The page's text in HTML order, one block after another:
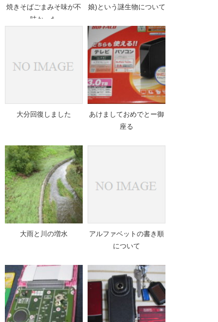
焼きそばごまみそ味が不
味かった
娘)という謎生物について
大分回復しました
あけましておめでとー御
座る
大雨と川の増水
アルファベットの書き順
について